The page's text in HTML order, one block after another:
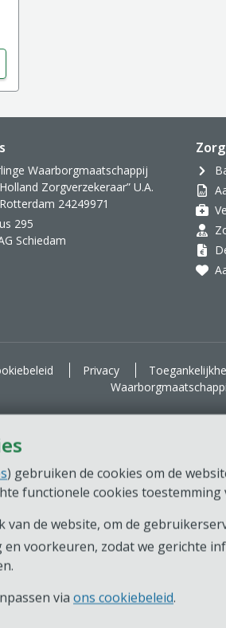
) gebruiken de cookies om de
functionele cookies
van de website, om de
voorkeuren, zodat we gerichte
via ons cookiebeleid.
Waarborgmaatschappij
Zorgverzekeraar” U.A.
24249971
295
Schiedam
Privacy